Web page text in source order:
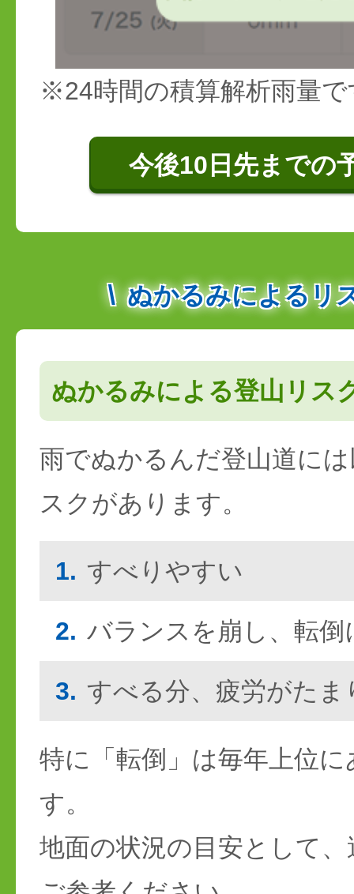
※24時間の積算解析雨量で
今後10日先までの
ぬかるみによるリ
ぬかるみによる登山リス
雨でぬかるんだ登山道に
スクがあります。
1. すべりやすい
2. バランスを崩し、転
3. すべる分、疲労がたま
特に「転倒」は毎年上位
す。
地面の状況の目安として